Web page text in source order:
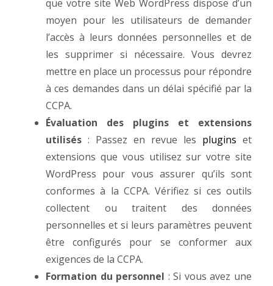
que votre site Web WordPress dispose d’un
moyen pour les utilisateurs de demander
l’accès à leurs données personnelles et de
les supprimer si nécessaire. Vous devrez
mettre en place un processus pour répondre
à ces demandes dans un délai spécifié par la
CCPA.
Évaluation des plugins et extensions
utilisés : Passez en revue les plugins et
extensions que vous utilisez sur votre site
WordPress pour vous assurer qu’ils sont
conformes à la CCPA. Vérifiez si ces outils
collectent ou traitent des données
personnelles et si leurs paramètres peuvent
être configurés pour se conformer aux
exigences de la CCPA.
Formation du personnel : Si vous avez une